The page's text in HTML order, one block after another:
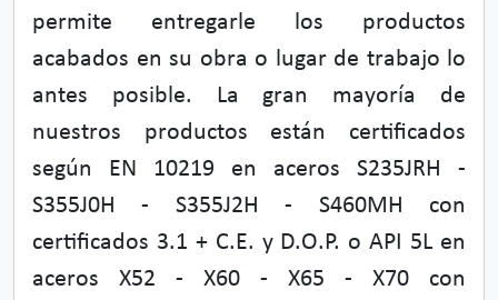
permite entregarle los productos
acabados en su obra o lugar de trabajo lo
antes posible. La gran mayoría de
nuestros productos están certificados
según EN 10219 en aceros S235JRH -
S355J0H - S355J2H - S460MH con
certificados 3.1 + C.E. y D.O.P. o API 5L en
aceros X52 - X60 - X65 - X70 con